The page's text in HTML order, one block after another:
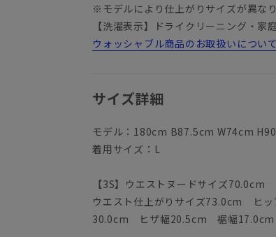
※モデルにより仕上がりサイズが異な
【洗濯表示】ドライクリーニング・家
ウォッシャブル商品のお取扱いについて
サイズ詳細
モデル：180cm B87.5cm W74cm
着用サイズ：L
【3S】ウエストヌードサイズ70.0cm
ウエスト仕上がりサイズ73.0cm
30.0cm ヒザ幅20.5cm 裾幅17.0cm